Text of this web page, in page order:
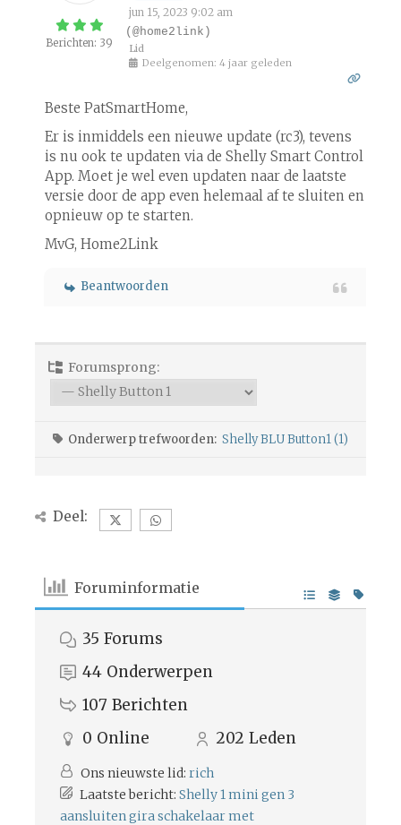
Berichten: 39
jun 15, 2023 9:02 am
(@home2link)
Lid
Deelgenomen: 4 jaar geleden
Beste PatSmartHome,
Er is inmiddels een nieuwe update (rc3), tevens
is nu ook te updaten via de Shelly Smart Control
App. Moet je wel even updaten naar de laatste
versie door de app even helemaal af te sluiten en
opnieuw op te starten.
MvG, Home2Link
Beantwoorden
Forumsprong:
Onderwerp trefwoorden: Shelly BLU Button1 (1)
Deel:
Foruminformatie
35 Forums
44 Onderwerpen
107 Berichten
0 Online 202 Leden
Ons nieuwste lid: rich
Laatste bericht: Shelly 1 mini gen 3
aansluiten gira schakelaar met